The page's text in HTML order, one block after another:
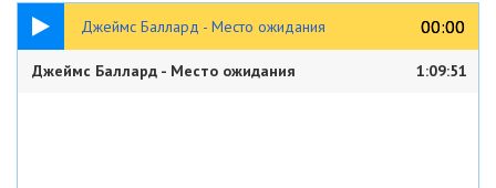
Джеймс Баллард - Место ожидания 00:00
00:00
1:09:51
Джеймс Баллард - Место ожидания 1:09:51